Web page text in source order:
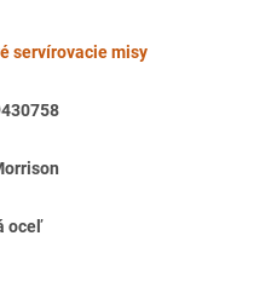
servírovacie misy
oceľ